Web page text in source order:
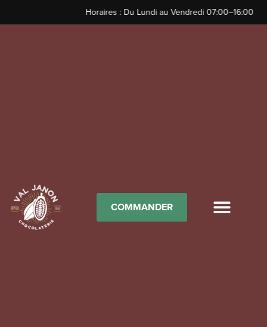
Horaires : Du Lundi au Vendredi 07:00–16:00
COMMANDER